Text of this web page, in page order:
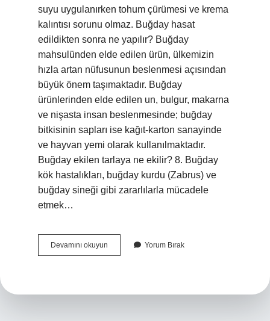
suyu uygulanırken tohum çürümesi ve krema
kalıntısı sorunu olmaz. Buğday hasat
edildikten sonra ne yapılır? Buğday
mahsulünden elde edilen ürün, ülkemizin
hızla artan nüfusunun beslenmesi açısından
büyük önem taşımaktadır. Buğday
ürünlerinden elde edilen un, bulgur, makarna
ve nişasta insan beslenmesinde; buğday
bitkisinin sapları ise kağıt-karton sanayinde
ve hayvan yemi olarak kullanılmaktadır.
Buğday ekilen tarlaya ne ekilir? 8. Buğday
kök hastalıkları, buğday kurdu (Zabrus) ve
buğday sineği gibi zararlılarla mücadele
etmek…
Devamını okuyun
Hasadından
Yorum Bırak